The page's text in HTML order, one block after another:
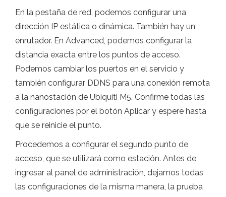
En la pestaña de red, podemos configurar una
dirección IP estática o dinámica. También hay un
enrutador. En Advanced, podemos configurar la
distancia exacta entre los puntos de acceso.
Podemos cambiar los puertos en el servicio y
también configurar DDNS para una conexión remota
a la nanostación de Ubiquiti M5. Confirme todas las
configuraciones por el botón Aplicar y espere hasta
que se reinicie el punto.
Procedemos a configurar el segundo punto de
acceso, que se utilizará como estación. Antes de
ingresar al panel de administración, dejamos todas
las configuraciones de la misma manera, la prueba